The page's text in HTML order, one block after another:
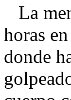
La
horas
donde